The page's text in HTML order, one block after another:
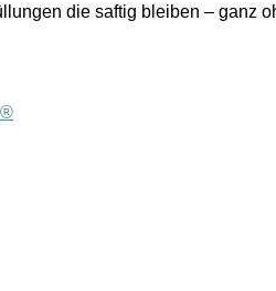
die saftig bleiben – ganz